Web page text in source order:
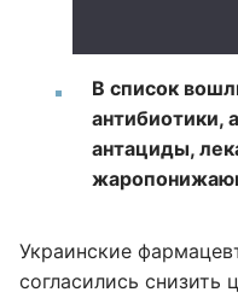
В список
антибиотики,
антациды,
Украинские
согласились снизить